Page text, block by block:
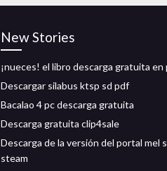
New Stories
¡nueces! el libro descarga gratuita en
Descargar silabus ktsp sd pdf
Bacalao 4 pc descarga gratuita
Descarga gratuita clip4sale
Descarga de la versión del portal mel
steam